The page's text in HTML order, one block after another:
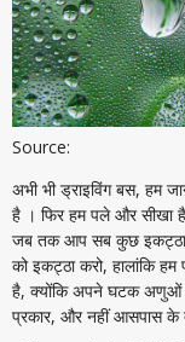
Source:
अभी भी ड्राइविंग बस, हम
है । फिर हम पले और सीखा है
जब तक आप सब कुछ इकट्ठा में
को इकट्ठा करो, हालांकि
है, क्योंकि अपने घटक अणुओं
प्रकार, और नहीं आसपास के